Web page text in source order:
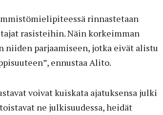
rinnastetaan
rasisteihin. Näin korkeimman
niiden parjaamiseen, jotka eivät alistu
ennustaa Alito.
voivat kuiskata ajatuksensa julki
ne julkisuudessa, heidät